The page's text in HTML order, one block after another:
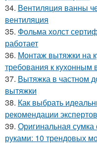
34. Вентиляция ванны
вентиляция
35. Фольма холст
работает
36. Монтаж вытяжки на
требования к
37. Вытяжка в частном
вытяжки
38. Как выбрать
рекомендации экспертов
39. Оригинальная
руками: 10 трендовых